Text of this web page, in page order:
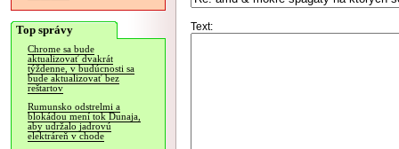
Top správy
Chrome sa bude
aktualizovať dvakrát
týždenne, v budúcnosti sa
bude aktualizovať bez
reštartov
Rumunsko odstrelmi a
blokádou mení tok Dunaja,
aby udržalo jadrovú
elektráreň v chode
Text: